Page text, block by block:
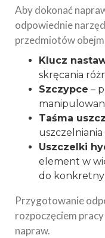
Aby dokonać
odpowiednie
przedmiotów
Klucz
skręcania
Szczypce –
Taśma
uszczelniania
Uszczelki
element w
do
Przygotowanie
rozpoczęciem
napraw.